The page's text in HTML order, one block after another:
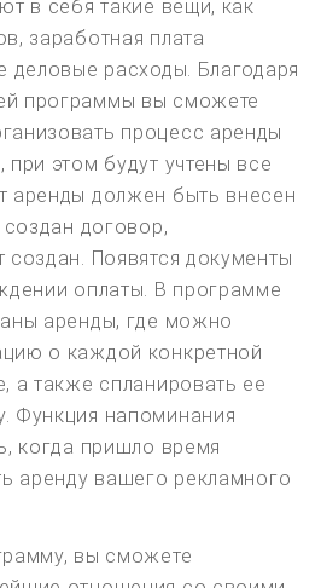
в себя такие вещи, как
заработная плата
деловые расходы. Благодаря
программы вы сможете
процесс аренды
этом будут учтены все
аренды должен быть внесен
договор,
создан. Появятся документы
оплаты. В программе
аренды, где можно
о каждой конкретной
а также спланировать ее
Функция напоминания
когда пришло время
аренду вашего рекламного
вы сможете